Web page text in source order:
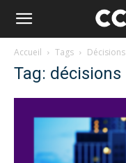
Accueil Tags Décisions
Tag: décisions